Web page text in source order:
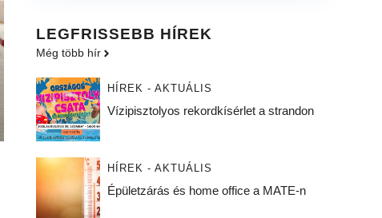
LEGFRISSEBB HÍREK
Még több hír
HÍREK - AKTUÁLIS
Vízipisztolyos rekordkísérlet a strandon
HÍREK - AKTUÁLIS
Épületzárás és home office a MATE-n